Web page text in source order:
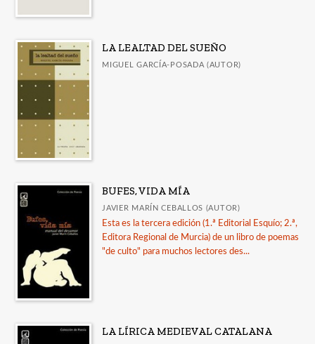
LA LEALTAD DEL SUEÑO
MIGUEL GARCÍA-POSADA (AUTOR)
BUFES, VIDA MÍA
JAVIER MARÍN CEBALLOS (AUTOR)
Esta es la tercera edición (1.ª Editorial Esquío; 2.ª,
Editora Regional de Murcia) de un libro de poemas
"de culto" para muchos lectores des...
LA LÍRICA MEDIEVAL CATALANA